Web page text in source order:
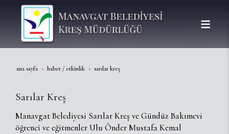
ana sayfa haber / etkinlik sarılar kreş
Sarılar Kreş
Manavgat Belediyesi Sarılar Kreş ve Gündüz Bakımevi
öğrenci ve eğitmenler Ulu Önder Mustafa Kemal